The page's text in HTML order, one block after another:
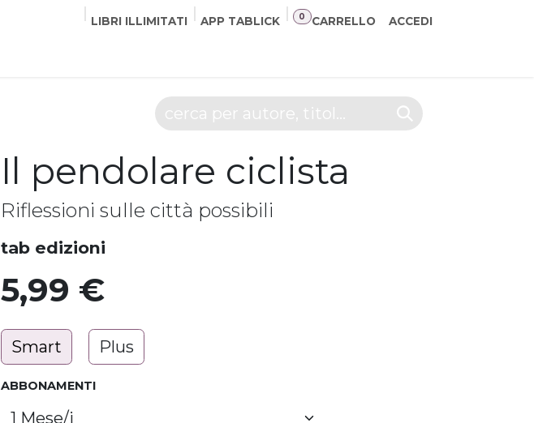
LIBRI ILLIMITATI APP TABLICK CARRELLO
0 ACCEDI
Il pendolare ciclista
Riflessioni sulle città possibili
tab edizioni
5,99 €
Smart Plus
ABBONAMENTI